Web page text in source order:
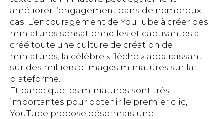
améliorer l’engagement dans de nombreux
cas. L’encouragement de YouTube à créer des
miniatures sensationnelles et captivantes a
créé toute une culture de création de
miniatures, la célèbre « flèche » apparaissant
sur des milliers d’images miniatures sur la
plateforme.
Et parce que les miniatures sont très
importantes pour obtenir le premier clic,
YouTube propose désormais une